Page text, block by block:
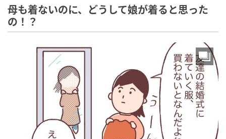
母も着ないのに、どうして娘が着ると思った
の！？